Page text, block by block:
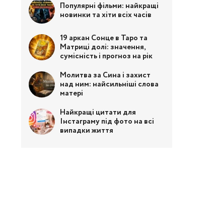
Популярні фільми: найкращі
новинки та хіти всіх часів
19 аркан Сонце в Таро та
Матриці долі: значення,
сумісність і прогноз на рік
Молитва за Сина і захист
над ним: найсильніші слова
матері
Найкращі цитати для
Інстаграму під фото на всі
випадки життя